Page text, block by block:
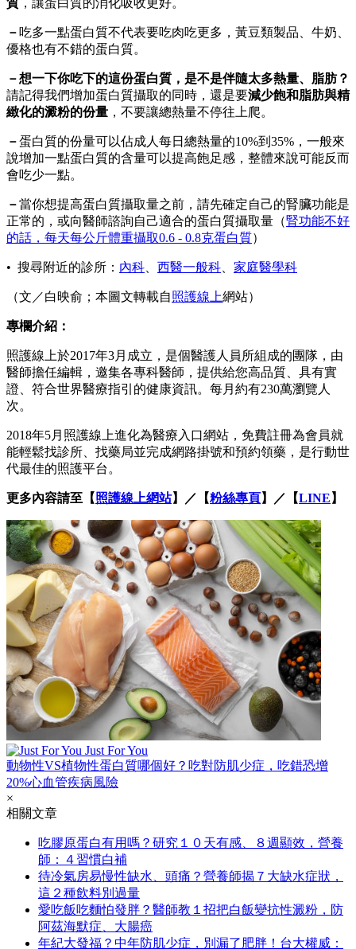
質 ，讓蛋白質的消化吸收更好。
－ 吃多一點蛋白質不代表要吃肉吃更多，黃豆類製品、牛奶、
優格也有不錯的蛋白質。
－想一下你吃下的這份蛋白質，是不是伴隨太多熱量、脂肪？
請記得我們增加蛋白質攝取的同時，還是要減少飽和脂肪與精
緻化的澱粉的份量 ，不要讓總熱量不停往上爬。
－蛋白質的份量可以佔成人每日總熱量的10%到35%，一般來
說增加一點蛋白質的含量可以提高飽足感，整體來說可能反而
會吃少一點。
－當你想提高蛋白質攝取量之前，請先確定自己的腎臟功能是
正常的，或向醫師諮詢自己適合的蛋白質攝取量（腎功能不好
的話，每天每公斤體重攝取0.6 - 0.8克蛋白質）
• 搜尋附近的診所： 內科 西醫一般科 家庭醫學科
（文／白映俞；本圖文轉載自照護線上網站）
專欄介紹：
照護線上於2017年3月成立，是個醫護人員所組成的團隊，由
醫師擔任編輯，邀集各專科醫師，提供給您高品質、具有實
證、符合世界醫療指引的健康資訊。每月約有230萬瀏覽人
次。
2018年5月照護線上進化為醫療入口網站，免費註冊為會員就
能輕鬆找診所、找藥局並完成網路掛號和預約領藥，是行動世
代最佳的照護平台。
更多內容請至【照護線上網站】／【粉絲專頁】／【LINE 】
Just For You
動物性VS植物性蛋白質哪個好？吃對防肌少症，吃錯恐增
20%心血管疾病風險
×
相關文章
吃膠原蛋白有用嗎？研究１０天有感、８週顯效，營養
師：４習慣白補
待冷氣房易慢性缺水、頭痛？營養師揭７大缺水症狀，
這２種飲料別過量
愛吃飯吃麵怕發胖？醫師教１招把白飯變抗性澱粉，防
阿茲海默症、大腸癌
年紀大發福？中年防肌少症，別漏了肥胖！台大權威：